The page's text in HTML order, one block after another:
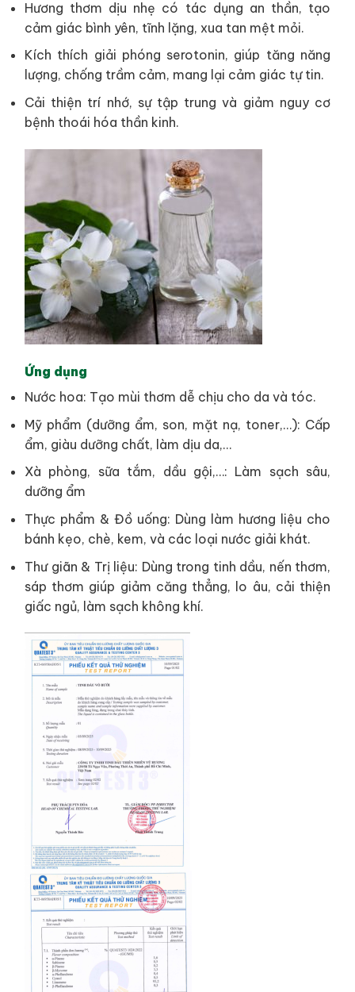
Hương thơm dịu nhẹ có tác dụng an thần, tạo
cảm giác bình yên, tĩnh lặng, xua tan mệt mỏi.
Kích thích giải phóng serotonin, giúp tăng năng
lượng, chống trầm cảm, mang lại cảm giác tự tin.
Cải thiện trí nhớ, sự tập trung và giảm nguy cơ
bệnh thoái hóa thần kinh.
Ứng dụng
Nước hoa: Tạo mùi thơm dễ chịu cho da và tóc.
Mỹ phẩm (dưỡng ẩm, son, mặt nạ, toner,…): Cấp
ẩm, giàu dưỡng chất, làm dịu da,…
Xà phòng, sữa tắm, dầu gội,…: Làm sạch sâu,
dưỡng ẩm
Thực phẩm & Đồ uống: Dùng làm hương liệu cho
bánh kẹo, chè, kem, và các loại nước giải khát.
Thư giãn & Trị liệu: Dùng trong tinh dầu, nến thơm,
sáp thơm giúp giảm căng thẳng, lo âu, cải thiện
giấc ngủ, làm sạch không khí.